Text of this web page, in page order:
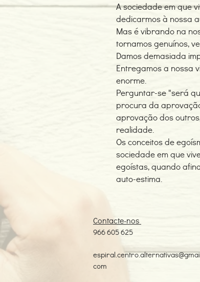
A sociedade em que
dedicarmos à nossa
Mas é vibrando na
tornamos genuínos,
Damos demasiada
Entregamos a nossa
enorme.
Perguntar-se "será
procura da
aprovação dos
realidade.
Os conceitos de
sociedade em que
egoístas, quando
auto-estima.
Contacte-nos
966 605 625
com